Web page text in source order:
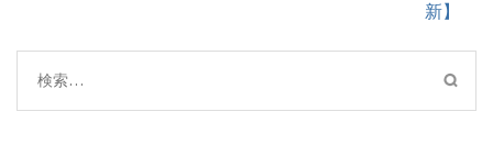
ョ
ン
新】
検
索: